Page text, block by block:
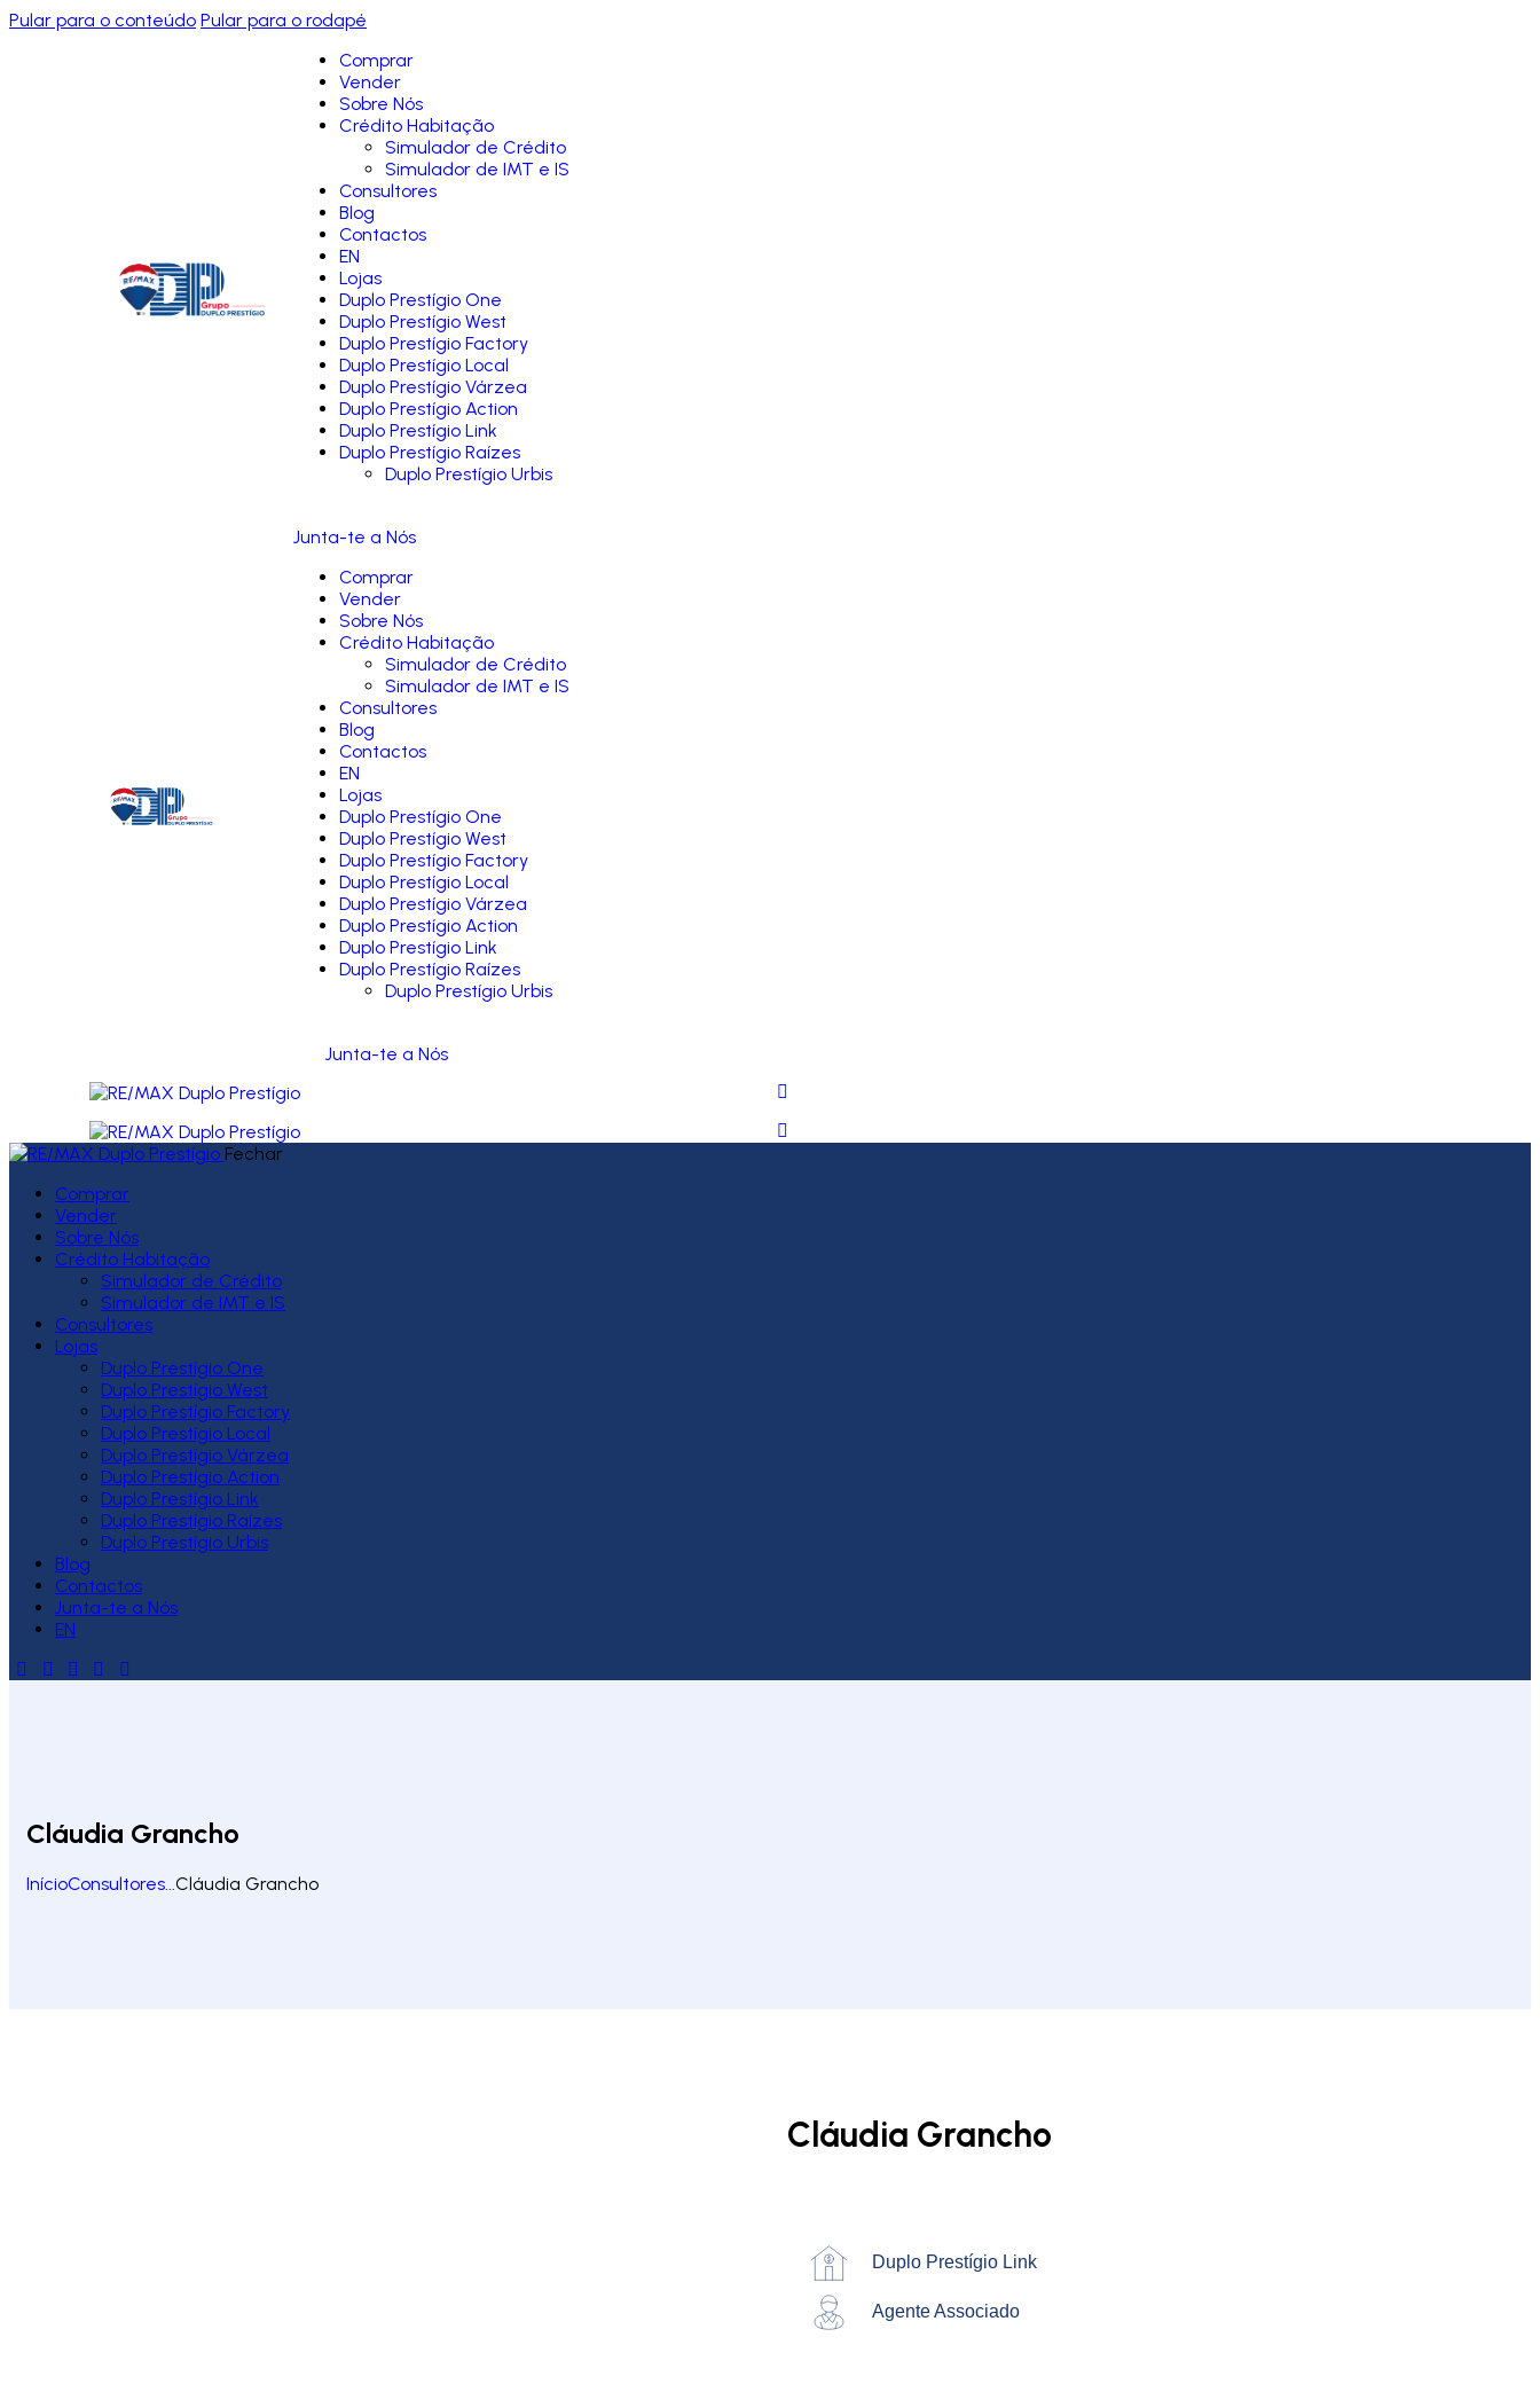
Pular para o conteúdo Pular para o rodapé
Comprar
Vender
Sobre Nós
Crédito Habitação
Simulador de Crédito
Simulador de IMT e IS
Consultores
Blog
Contactos
EN
Lojas
Duplo Prestígio One
Duplo Prestígio West
Duplo Prestígio Factory
Duplo Prestígio Local
Duplo Prestígio Várzea
Duplo Prestígio Action
Duplo Prestígio Link
Duplo Prestígio Raízes
Duplo Prestígio Urbis
Junta-te a Nós
Comprar
Vender
Sobre Nós
Crédito Habitação
Simulador de Crédito
Simulador de IMT e IS
Consultores
Blog
Contactos
EN
Lojas
Duplo Prestígio One
Duplo Prestígio West
Duplo Prestígio Factory
Duplo Prestígio Local
Duplo Prestígio Várzea
Duplo Prestígio Action
Duplo Prestígio Link
Duplo Prestígio Raízes
Duplo Prestígio Urbis
Junta-te a Nós
Fechar
Comprar
Vender
Sobre Nós
Crédito Habitação
Simulador de Crédito
Simulador de IMT e IS
Consultores
Lojas
Duplo Prestígio One
Duplo Prestígio West
Duplo Prestígio Factory
Duplo Prestígio Local
Duplo Prestígio Várzea
Duplo Prestígio Action
Duplo Prestígio Link
Duplo Prestígio Raízes
Duplo Prestígio Urbis
Blog
Contactos
Junta-te a Nós
EN
Cláudia Grancho
InícioConsultores...Cláudia Grancho
Cláudia Grancho
Duplo Prestígio Link
Agente Associado